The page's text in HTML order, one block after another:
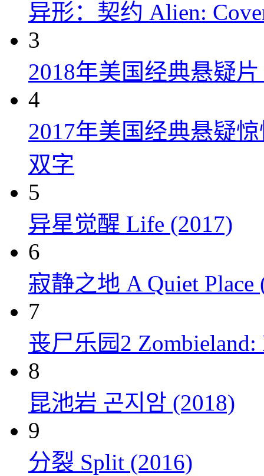
异形：契约 Alien:
3
2018年美国经典悬疑
4
2017年美国经典悬疑
双字
5
异星觉醒 Life (2017)
6
寂静之地 A Quiet Place
7
丧尸乐园2 Zombieland:
8
昆池岩 곤지암 (2018)
9
分裂 Split (2016)